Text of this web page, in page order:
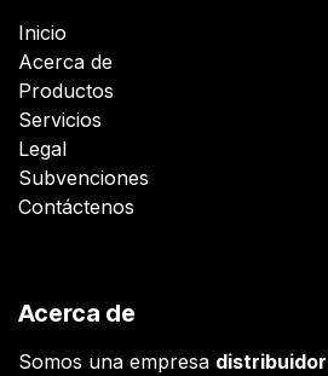
Inicio
Acerca de
Productos
Servicios
Legal
Subvenciones
Contáctenos
Acerca de
Somos una empresa